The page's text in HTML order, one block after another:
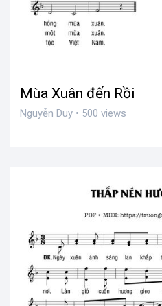
Mùa Xuân đến Rồi
Nguyễn Duy • 500 views